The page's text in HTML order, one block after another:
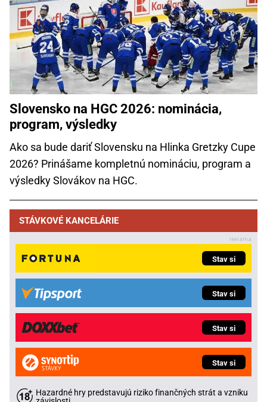
Slovensko na HGC 2026: nominácia,
program, výsledky
Ako sa bude dariť Slovensku na Hlinka Gretzky Cupe
2026? Prinášame kompletnú nomináciu, program a
výsledky Slovákov na HGC.
STÁVKOVÉ KANCELÁRIE
Stav si
Stav si
Stav si
Stav si
Hazardné hry predstavujú riziko finančných strát a vzniku